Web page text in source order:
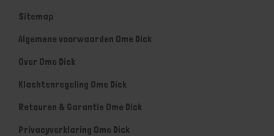
Sitemap
Algemene voorwaarden Ome Dick
Over Ome Dick
Klachtenregeling Ome Dick
Retouren & Garantie Ome Dick
Privacyverklaring Ome Dick